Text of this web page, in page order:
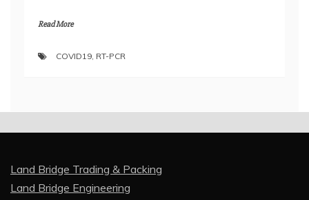
Read More
COVID19 RT-PCR
Land Bridge Trading & Packing
Land Bridge Engineering